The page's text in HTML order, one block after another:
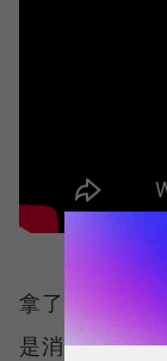
拿了就走（
是消費者從用